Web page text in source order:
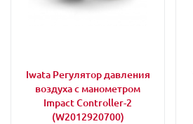
Iwata Регулятор давления
воздуха с манометром
Impact Controller-2
(W2012920700)